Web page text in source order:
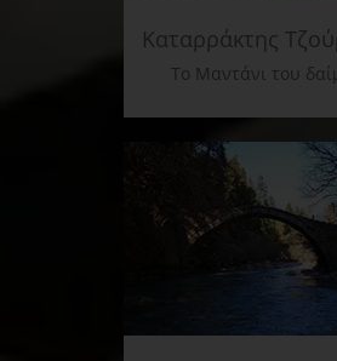
Καταρράκτης
Το Μαντάνι του